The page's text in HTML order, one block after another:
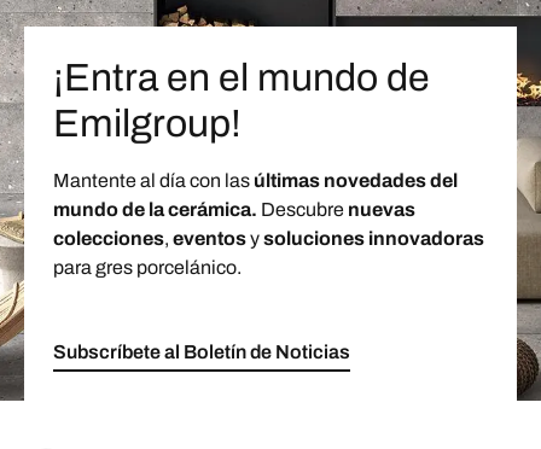
¡Entra en el mundo de
Emilgroup!
Mantente al día con las últimas novedades del
mundo de la cerámica. Descubre nuevas
colecciones, eventosysoluciones innovadoras
para gres porcelánico.
Subscríbete al Boletín de Noticias